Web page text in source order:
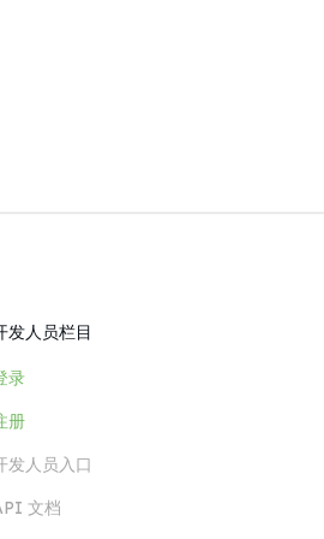
发人员栏目
录
册
发人员入口
文档